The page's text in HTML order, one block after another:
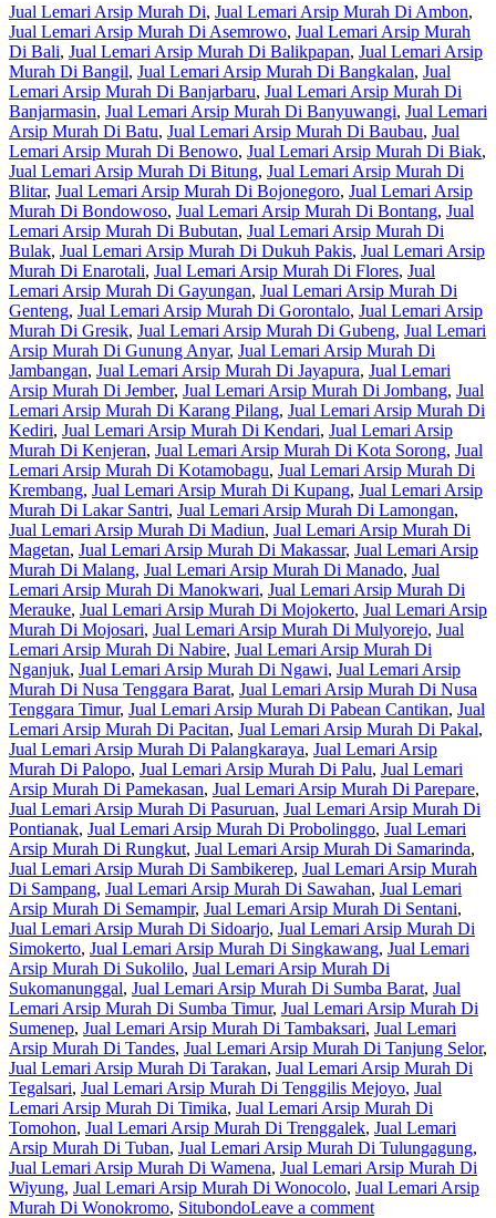
Jual Lemari Arsip Murah Di, Jual Lemari Arsip Murah Di Ambon,
Jual Lemari Arsip Murah Di Asemrowo, Jual Lemari Arsip Murah
Di Bali, Jual Lemari Arsip Murah Di Balikpapan, Jual Lemari Arsip
Murah Di Bangil, Jual Lemari Arsip Murah Di Bangkalan, Jual
Lemari Arsip Murah Di Banjarbaru, Jual Lemari Arsip Murah Di
Banjarmasin, Jual Lemari Arsip Murah Di Banyuwangi, Jual Lemari
Arsip Murah Di Batu, Jual Lemari Arsip Murah Di Baubau, Jual
Lemari Arsip Murah Di Benowo, Jual Lemari Arsip Murah Di Biak,
Jual Lemari Arsip Murah Di Bitung, Jual Lemari Arsip Murah Di
Blitar, Jual Lemari Arsip Murah Di Bojonegoro, Jual Lemari Arsip
Murah Di Bondowoso, Jual Lemari Arsip Murah Di Bontang, Jual
Lemari Arsip Murah Di Bubutan, Jual Lemari Arsip Murah Di
Bulak, Jual Lemari Arsip Murah Di Dukuh Pakis, Jual Lemari Arsip
Murah Di Enarotali, Jual Lemari Arsip Murah Di Flores, Jual
Lemari Arsip Murah Di Gayungan, Jual Lemari Arsip Murah Di
Genteng, Jual Lemari Arsip Murah Di Gorontalo, Jual Lemari Arsip
Murah Di Gresik, Jual Lemari Arsip Murah Di Gubeng, Jual Lemari
Arsip Murah Di Gunung Anyar, Jual Lemari Arsip Murah Di
Jambangan, Jual Lemari Arsip Murah Di Jayapura, Jual Lemari
Arsip Murah Di Jember, Jual Lemari Arsip Murah Di Jombang, Jual
Lemari Arsip Murah Di Karang Pilang, Jual Lemari Arsip Murah Di
Kediri, Jual Lemari Arsip Murah Di Kendari, Jual Lemari Arsip
Murah Di Kenjeran, Jual Lemari Arsip Murah Di Kota Sorong, Jual
Lemari Arsip Murah Di Kotamobagu, Jual Lemari Arsip Murah Di
Krembang, Jual Lemari Arsip Murah Di Kupang, Jual Lemari Arsip
Murah Di Lakar Santri, Jual Lemari Arsip Murah Di Lamongan,
Jual Lemari Arsip Murah Di Madiun, Jual Lemari Arsip Murah Di
Magetan, Jual Lemari Arsip Murah Di Makassar, Jual Lemari Arsip
Murah Di Malang, Jual Lemari Arsip Murah Di Manado, Jual
Lemari Arsip Murah Di Manokwari, Jual Lemari Arsip Murah Di
Merauke, Jual Lemari Arsip Murah Di Mojokerto, Jual Lemari Arsip
Murah Di Mojosari, Jual Lemari Arsip Murah Di Mulyorejo, Jual
Lemari Arsip Murah Di Nabire, Jual Lemari Arsip Murah Di
Nganjuk, Jual Lemari Arsip Murah Di Ngawi, Jual Lemari Arsip
Murah Di Nusa Tenggara Barat, Jual Lemari Arsip Murah Di Nusa
Tenggara Timur, Jual Lemari Arsip Murah Di Pabean Cantikan, Jual
Lemari Arsip Murah Di Pacitan, Jual Lemari Arsip Murah Di Pakal,
Jual Lemari Arsip Murah Di Palangkaraya, Jual Lemari Arsip
Murah Di Palopo, Jual Lemari Arsip Murah Di Palu, Jual Lemari
Arsip Murah Di Pamekasan, Jual Lemari Arsip Murah Di Parepare,
Jual Lemari Arsip Murah Di Pasuruan, Jual Lemari Arsip Murah Di
Pontianak, Jual Lemari Arsip Murah Di Probolinggo, Jual Lemari
Arsip Murah Di Rungkut, Jual Lemari Arsip Murah Di Samarinda,
Jual Lemari Arsip Murah Di Sambikerep, Jual Lemari Arsip Murah
Di Sampang, Jual Lemari Arsip Murah Di Sawahan, Jual Lemari
Arsip Murah Di Semampir, Jual Lemari Arsip Murah Di Sentani,
Jual Lemari Arsip Murah Di Sidoarjo, Jual Lemari Arsip Murah Di
Simokerto, Jual Lemari Arsip Murah Di Singkawang, Jual Lemari
Arsip Murah Di Sukolilo, Jual Lemari Arsip Murah Di
Sukomanunggal, Jual Lemari Arsip Murah Di Sumba Barat, Jual
Lemari Arsip Murah Di Sumba Timur, Jual Lemari Arsip Murah Di
Sumenep, Jual Lemari Arsip Murah Di Tambaksari, Jual Lemari
Arsip Murah Di Tandes, Jual Lemari Arsip Murah Di Tanjung Selor,
Jual Lemari Arsip Murah Di Tarakan, Jual Lemari Arsip Murah Di
Tegalsari, Jual Lemari Arsip Murah Di Tenggilis Mejoyo, Jual
Lemari Arsip Murah Di Timika, Jual Lemari Arsip Murah Di
Tomohon, Jual Lemari Arsip Murah Di Trenggalek, Jual Lemari
Arsip Murah Di Tuban, Jual Lemari Arsip Murah Di Tulungagung,
Jual Lemari Arsip Murah Di Wamena, Jual Lemari Arsip Murah Di
Wiyung, Jual Lemari Arsip Murah Di Wonocolo, Jual Lemari Arsip
Murah Di Wonokromo, SitubondoLeave a comment